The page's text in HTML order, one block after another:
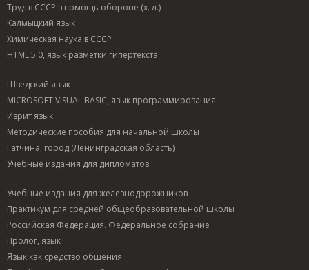
Труд в СССР в помощь обороне (х. л.)
Калмыцкий язык
Химическая наука в СССР
HTML 5.0, язык разметки гипертекста
Шведский язык
MICROSOFT VISUAL BASIC, язык программирования
Иврит язык
Методические пособия для начальной школы
Гатчина, город (Ленинградская область)
Учебные издания для дипломатов
Учебные издания для железнодорожников
Практикум для средней общеобразовательной школы
Российская Федерация. Федеральное собрание
Пролог, язык
Язык как средство общения